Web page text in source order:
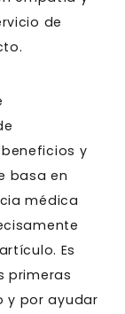
de
y
basa en
médica
Es
primeras
y por ayudar